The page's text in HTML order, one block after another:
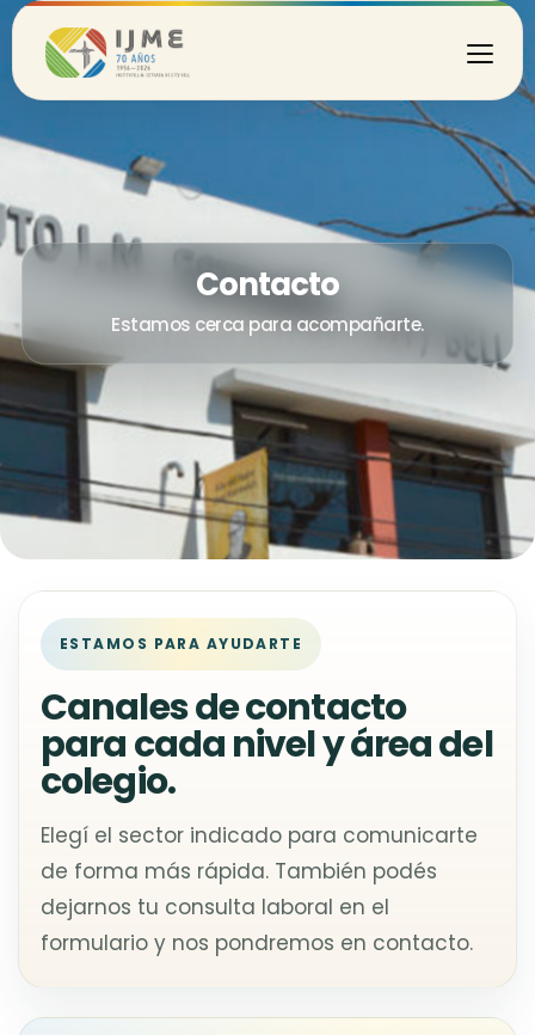
Contacto
Estamos cerca para acompañarte.
ESTAMOS PARA AYUDARTE
Canales de contacto
para cada nivel y área del
colegio.
Elegí el sector indicado para comunicarte
de forma más rápida. También podés
dejarnos tu consulta laboral en el
formulario y nos pondremos en contacto.